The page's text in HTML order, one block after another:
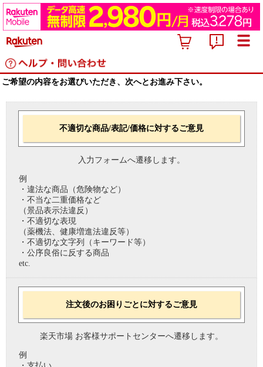
ご希望の内容をお選びいただき、次へとお進み下さい。
不適切な商品/表記/価格に対するご意見
入力フォームへ遷移します。
例
・違法な商品（危険物など）
・不当な二重価格など
（景品表示法違反）
・不適切な表現
（薬機法、健康増進法違反等）
・不適切な文字列（キーワード等）
・公序良俗に反する商品
etc.
注文後のお困りごとに対するご意見
楽天市場 お客様サポートセンターへ遷移します。
例